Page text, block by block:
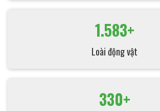
1.583+
Loài động vật
330+